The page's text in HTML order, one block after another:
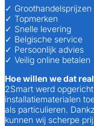
✓ Groothandelsprijzen
✓ Topmerken
✓ Snelle levering
✓ Belgische service
✓ Persoonlijk advies
✓ Veilig online betalen
Hoe willen we dat
2Smart werd
installatiematerialen
als particulieren.
kunnen wij scherpe